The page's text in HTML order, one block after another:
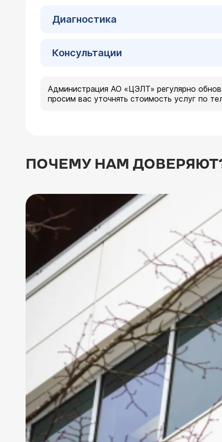
Диагностика
Консультации
Администрация АО «ЦЭЛТ» регулярно
просим вас уточнять стоимость услуг по
ПОЧЕМУ НАМ